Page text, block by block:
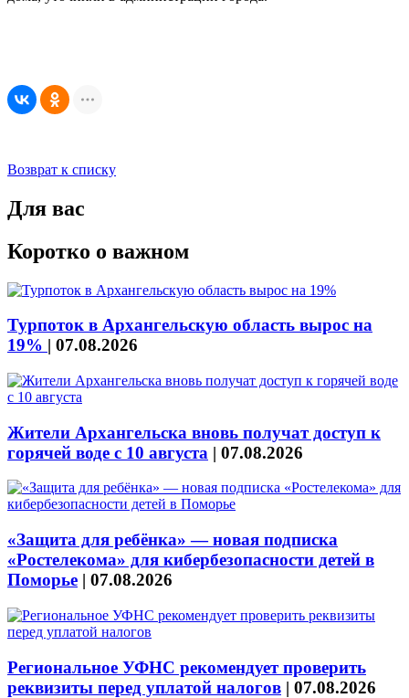
Возврат к списку
Для вас
Коротко о важном
Турпоток в Архангельскую область вырос на
19% | 07.08.2026
Жители Архангельска вновь получат доступ к
горячей воде с 10 августа | 07.08.2026
«Защита для ребёнка» — новая подписка
«Ростелекома» для кибербезопасности детей в
Поморье | 07.08.2026
Региональное УФНС рекомендует проверить
реквизиты перед уплатой налогов | 07.08.2026